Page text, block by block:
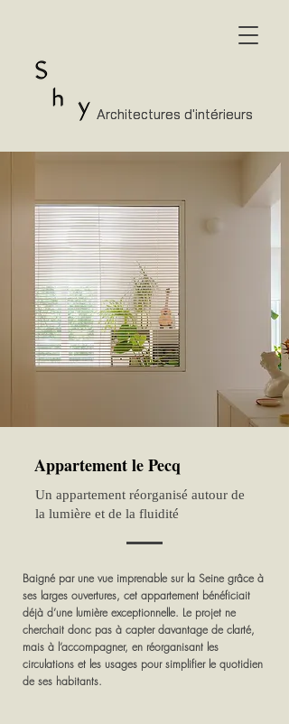
Architectures d'intérieurs
Architectures d'intérieurs
Appartement le Pecq
Un appartement réorganisé autour de
la lumière et de la fluidité
Baigné par une vue imprenable sur la Seine grâce à
ses larges ouvertures, cet appartement bénéficiait
déjà d’une lumière exceptionnelle. Le projet ne
cherchait donc pas à capter davantage de clarté,
mais à l’accompagner, en réorganisant les
circulations et les usages pour simplifier le quotidien
de ses habitants.